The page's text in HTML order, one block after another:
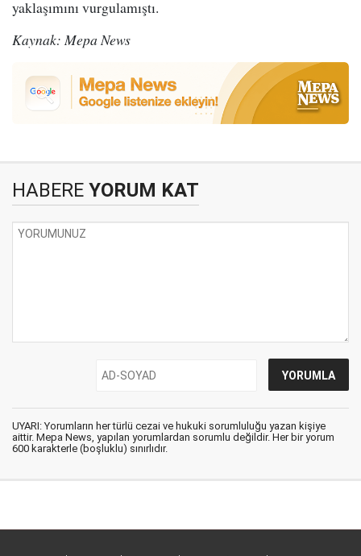
yaklaşımını vurgulamıştı.
Kaynak: Mepa News
HABERE YORUM KAT
UYARI: Yorumların her türlü cezai ve hukuki sorumluluğu yazan kişiye
aittir. Mepa News, yapılan yorumlardan sorumlu değildir. Her bir yorum
600 karakterle (boşluklu) sınırlıdır.